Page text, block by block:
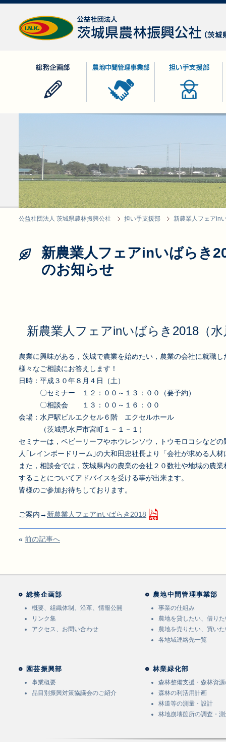
公益社団法人 茨城県農林振興公社 担い手支援部 新農業人フェアin
新農業人フェアinいばらき
のお知らせ
新農業人フェアinいばらき2018（
農業に興味がある，茨城で農業を始めたい，農業の会社に就職し
様々なご相談にお答えします！
日時：平成３０年８月４日（土）
〇セミナー １２：００～１３：００（要予約）
〇相談会 １３：００～１６：００
会場：水戸駅ビルエクセル６階 エクセルホール
（茨城県水戸市宮町１－１－１）
セミナーは，ベビーリーフやホウレンソウ，トウモロコシなど
人｢レインボードリーム｣の大和田忠社長より「会社が求める人
また，相談会では，茨城県内の農業の会社２０数社や地域の農
することについてアドバイスを受ける事が出来ます。
皆様のご参加お待ちしております。
ご案内→ 新農業人フェアinいばらき2018
« 前の記事へ
総務企画部
概要、組織体制、沿革、情報公開
リンク集
アクセス、お問い合わせ
園芸振興部
事業概要
品目別振興対策協議会のご紹介
農地中間管理事業部
事業の仕組み
農地を貸したい、借り
農地を売りたい、買い
各地域連絡先一覧
林業緑化部
森林整備支援・森林資
森林の利活用計画
林道等の測量・設計
林地崩壊箇所の調査・